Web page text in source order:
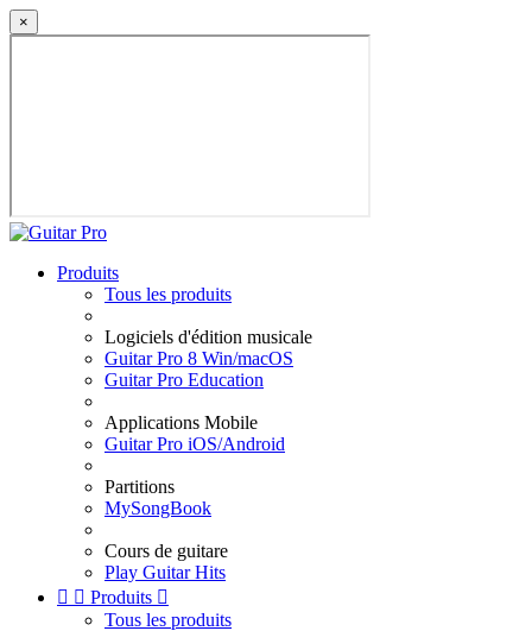
×
Produits
Tous les produits
Logiciels d'édition musicale
Guitar Pro 8 Win/macOS
Guitar Pro Education
Applications Mobile
Guitar Pro iOS/Android
Partitions
MySongBook
Cours de guitare
Play Guitar Hits
  Produits 
Tous les produits